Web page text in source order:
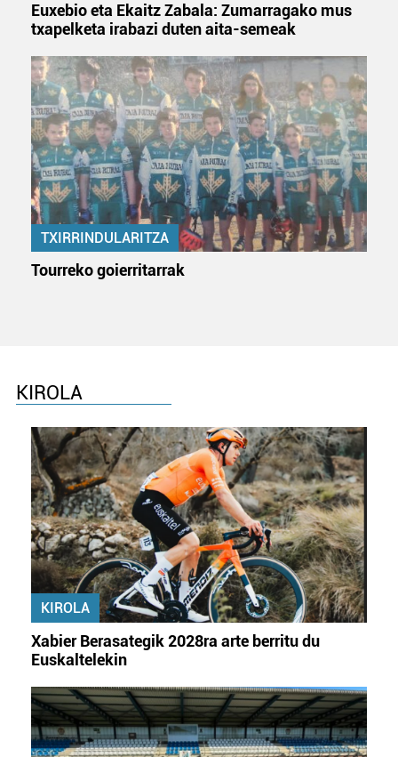
Euxebio eta Ekaitz Zabala: Zumarragako mus
txapelketa irabazi duten aita-semeak
TXIRRINDULARITZA
Tourreko goierritarrak
KIROLA
KIROLA
Xabier Berasategik 2028ra arte berritu du
Euskaltelekin